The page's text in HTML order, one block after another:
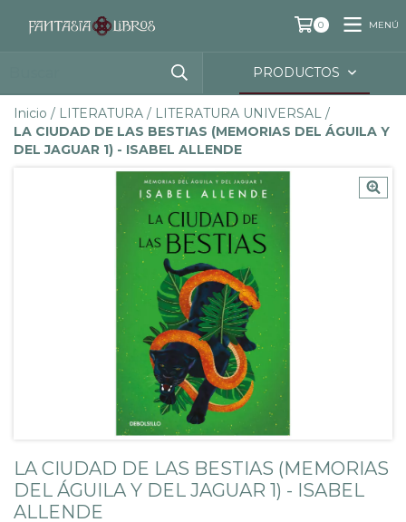
0 MENÚ
PRODUCTOS
Inicio / LITERATURA / LITERATURA UNIVERSAL /
LA CIUDAD DE LAS BESTIAS (MEMORIAS DEL ÁGUILA Y
DEL JAGUAR 1) - ISABEL ALLENDE
LA CIUDAD DE LAS BESTIAS (MEMORIAS
DEL ÁGUILA Y DEL JAGUAR 1) - ISABEL
ALLENDE